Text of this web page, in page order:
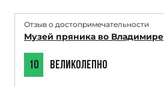
Отзыв о достопримечательности
Музей пряника во Владимире
10 ВЕЛИКОЛЕПНО